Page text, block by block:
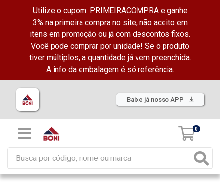
Utilize o cupom: PRIMEIRACOMPRA e ganhe
3% na primeira compra no site, não aceito em
itens em promoção ou já com descontos fixos.
Você pode comprar por unidade! Se o produto
tiver múltiplos, a quantidade já vem preenchida.
A info da embalagem é só referência.
Baixe já nosso APP
0